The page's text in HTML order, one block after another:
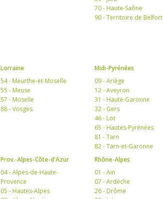
70 - Haute-Saône
90 - Territoire de Belfort
Lorraine
54 - Meurthe-et-Moselle
55 - Meuse
57 - Moselle
88 - Vosges
Midi-Pyrénées
09 - Ariège
12 - Aveyron
31 - Haute-Garonne
32 - Gers
46 - Lot
65 - Hautes-Pyrénées
81 - Tarn
82 - Tarn-et-Garonne
Prov.-Alpes-Côte-d'Azur
04 - Alpes-de-Haute-
Provence
05 - Hautes-Alpes
Rhône-Alpes
01 - Ain
07 - Ardèche
26 - Drôme